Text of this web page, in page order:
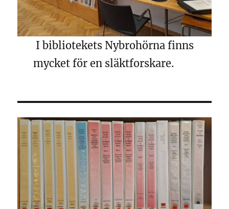
I bibliotekets Nybrohörna finns
mycket för en släktforskare.